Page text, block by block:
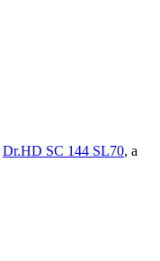
Dr.HD SC 144 SL70, а